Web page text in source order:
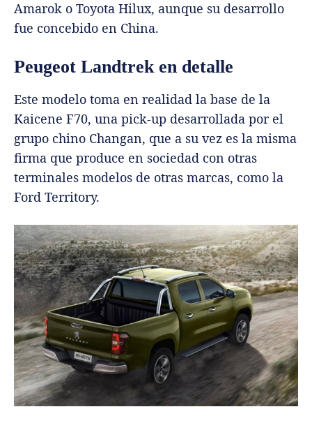
Amarok o Toyota Hilux, aunque su desarrollo
fue concebido en China.
Peugeot Landtrek en detalle
Este modelo toma en realidad la base de la
Kaicene F70, una pick-up desarrollada por el
grupo chino Changan, que a su vez es la misma
firma que produce en sociedad con otras
terminales modelos de otras marcas, como la
Ford Territory.